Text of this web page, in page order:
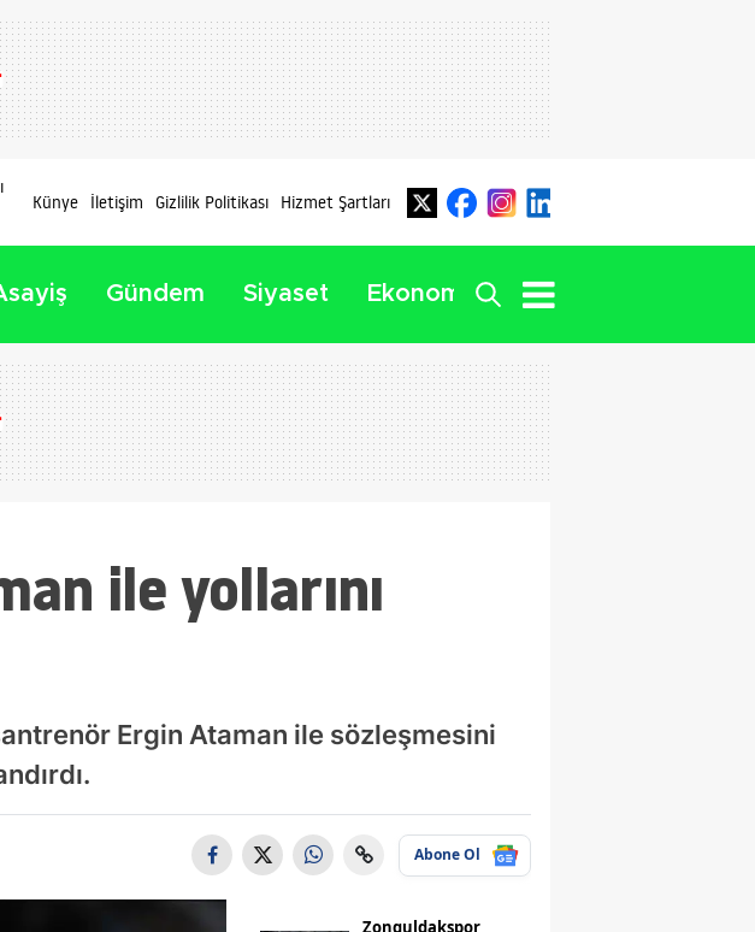
Künye İletişim Gizlilik Politikası Hizmet Şartları
Gündem Siyaset Ekonomi Yaşam
ile yollarını
Ergin Ataman ile sözleşmesini
Abone Ol
Zonguldakspor